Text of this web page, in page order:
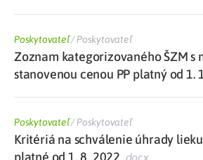
Poskytovateľ/Poskytovateľ
Zoznam kategorizovaného ŠZM s
stanovenou cenou PP platný od 1.
Poskytovateľ/Poskytovateľ
Kritériá na schválenie úhrady
docx